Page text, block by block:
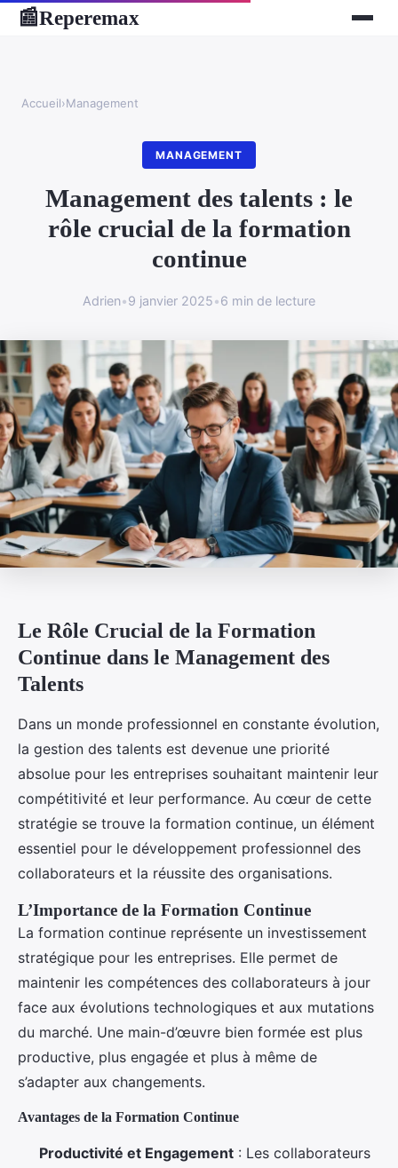
📰Reperemax
Accueil›Management
MANAGEMENT
Management des talents : le
rôle crucial de la formation
continue
Adrien•9 janvier 2025•6 min de lecture
Le Rôle Crucial de la Formation
Continue dans le Management des
Talents
Dans un monde professionnel en constante évolution,
la gestion des talents est devenue une priorité
absolue pour les entreprises souhaitant maintenir leur
compétitivité et leur performance. Au cœur de cette
stratégie se trouve la formation continue, un élément
essentiel pour le développement professionnel des
collaborateurs et la réussite des organisations.
L’Importance de la Formation Continue
La formation continue représente un investissement
stratégique pour les entreprises. Elle permet de
maintenir les compétences des collaborateurs à jour
face aux évolutions technologiques et aux mutations
du marché. Une main-d’œuvre bien formée est plus
productive, plus engagée et plus à même de
s’adapter aux changements.
Avantages de la Formation Continue
Productivité et Engagement : Les collaborateurs